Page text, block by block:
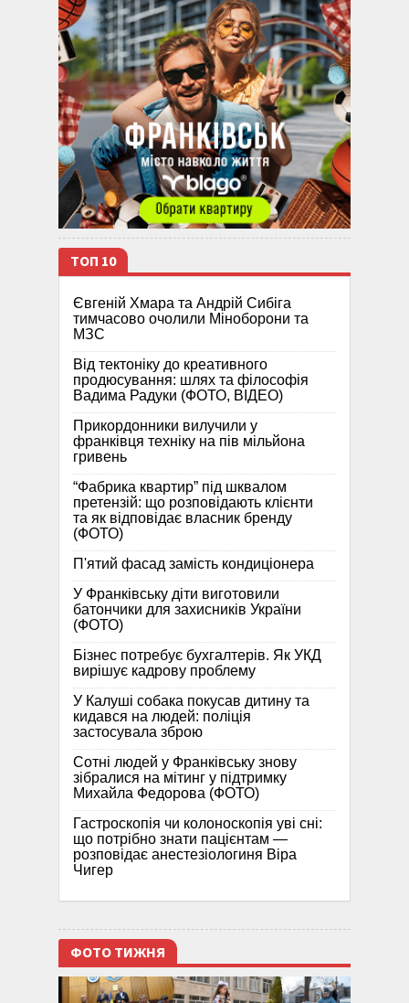
ТОП 10
Євгеній Хмара та Андрій Сибіга
тимчасово очолили Міноборони та
МЗС
Від тектоніку до креативного
продюсування: шлях та філософія
Вадима Радуки (ФОТО, ВІДЕО)
Прикордонники вилучили у
франківця техніку на пів мільйона
гривень
“Фабрика квартир” під шквалом
претензій: що розповідають клієнти
та як відповідає власник бренду
(ФОТО)
П'ятий фасад замість кондиціонера
У Франківську діти виготовили
батончики для захисників України
(ФОТО)
Бізнес потребує бухгалтерів. Як УКД
вирішує кадрову проблему
У Калуші собака покусав дитину та
кидався на людей: поліція
застосувала зброю
Сотні людей у Франківську знову
зібралися на мітинг у підтримку
Михайла Федорова (ФОТО)
Гастроскопія чи колоноскопія уві сні:
що потрібно знати пацієнтам —
розповідає анестезіологиня Віра
Чигер
ФОТО ТИЖНЯ